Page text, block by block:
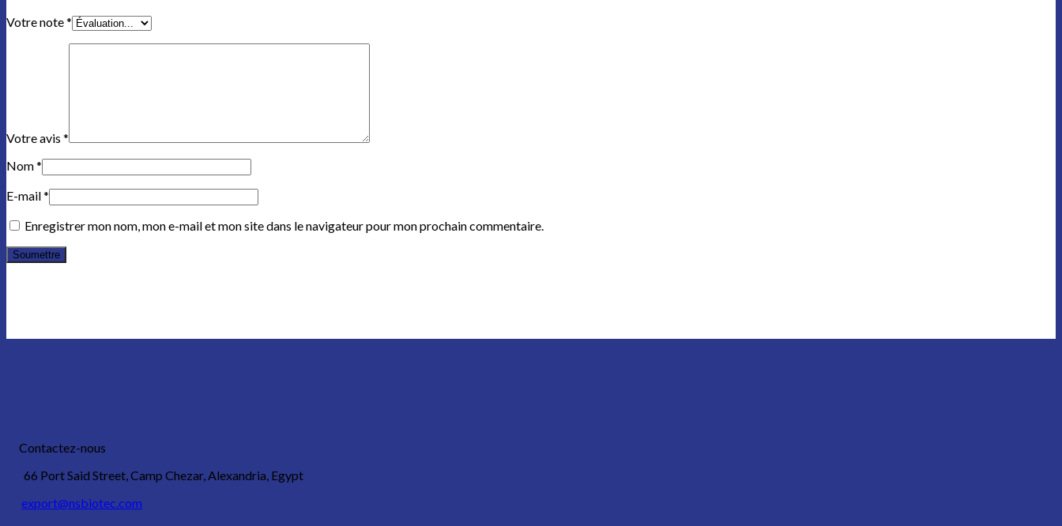
Votre note*
Votre avis *
Nom*
E-mail*
Enregistrer mon nom, mon e-mail et mon site dans le navigateur pour mon prochain commentaire.
Contactez-nous
66 Port Said Street, Camp Chezar, Alexandria, Egypt
export@nsbiotec.com